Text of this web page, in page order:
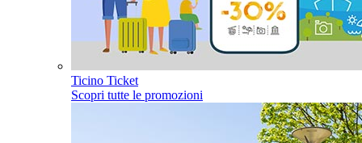
Ticino Ticket
Scopri tutte le promozioni